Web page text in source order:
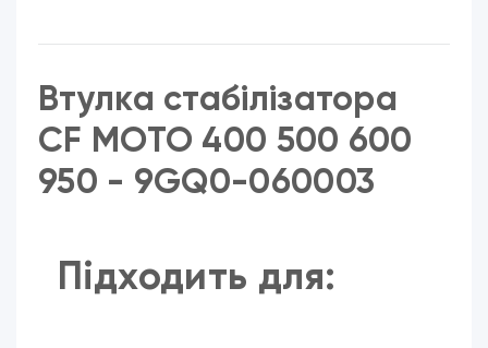
Втулка стабілізатора
CF MOTO 400 500 600
950 - 9GQ0-060003
Підходить для: